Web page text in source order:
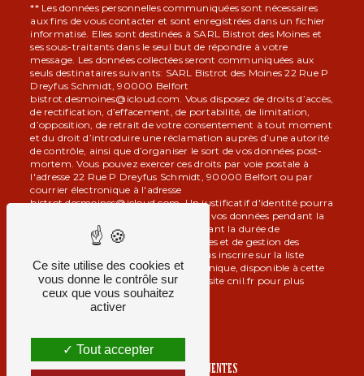
** Les données personnelles communiquées sont nécessaires
aux fins de vous contacter et sont enregistrées dans un fichier
informatisé. Elles sont destinées à SARL Bistrot des Moines et
ses sous-traitants dans le seul but de répondre à votre
message. Les données collectées seront communiquées aux
seuls destinataires suivants: SARL Bistrot des Moines 22 Rue P
Dreyfus Schmidt, 90000 Belfort
bistrot.desmoines@icloud.com. Vous disposez de droits d’accès,
de rectification, d’effacement, de portabilité, de limitation,
d’opposition, de retrait de votre consentement à tout moment
et du droit d’introduire une réclamation auprès d’une autorité
de contrôle, ainsi que d’organiser le sort de vos données post-
mortem. Vous pouvez exercer ces droits par voie postale à
l'adresse 22 Rue P Dreyfus Schmidt, 90000 Belfort ou par
courrier électronique à l'adresse
bistrot.desmoines@icloud.com. Un justificatif d'identité pourra
vous être demandé. Nous conservons vos données pendant la
période de prise de contact puis pendant la durée de
prescription légale aux fins probatoires et de gestion des
contentieux. Vous avez le droit de vous inscrire sur la liste
d'opposition au démarchage téléphonique, disponible à cette
adresse:Bloctel.gouv.fr. Consultez le site cnil.fr pour plus
d’informations sur vos droits.
RECHERCHES FRÉQUENTES
Ce site utilise des cookies et
vous donne le contrôle sur
ceux que vous souhaitez
activer
Tout accepter